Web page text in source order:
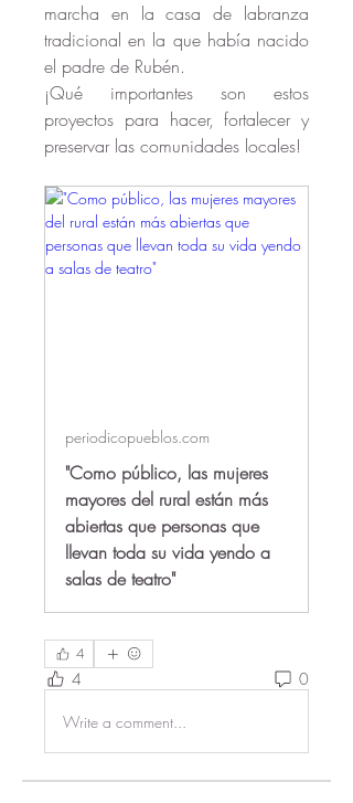
marcha en la casa de labranza
tradicional en la que había nacido
el padre de Rubén.
¡Qué importantes son estos
proyectos para hacer, fortalecer y
preservar las comunidades locales!
periodicopueblos.com
"Como público, las mujeres
mayores del rural están más
abiertas que personas que
llevan toda su vida yendo a
salas de teatro"
4
4 0
Write a comment...